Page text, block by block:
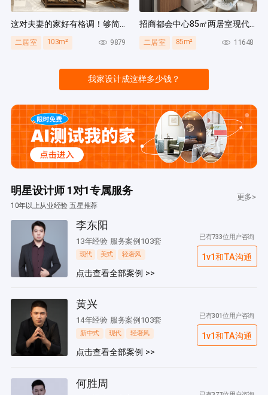
这对夫妻的家好有格调！够简洁还复古，好打扫卫生太贴心~
二居室 103m² 9879
招商都会中心85㎡两居室现代简约风装修案例
二居室 85m² 11648
我家设计成这样多少钱？
明星设计师 1对1专属服务
10年以上从业经验 五星推荐
更多>
李东阳
13年经验 服务案例103套
现代 美式 轻奢风
点击查看全部案例 >>
已有733位用户咨询
1v1和TA沟通
黄兴
14年经验 服务案例103套
新中式 现代 轻奢风
点击查看全部案例 >>
已有301位用户咨询
1v1和TA沟通
何胜周